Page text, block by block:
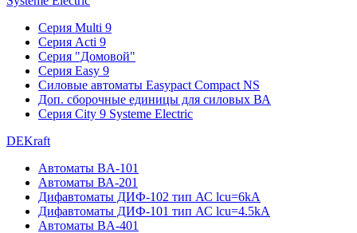
Серия Multi 9
Серия Acti 9
Серия "Домовой"
Серия Easy 9
Силовые автоматы Easypact Compact NS
Доп. сборочные единицы для силовых ВА
Серия City 9 Systeme Electric
DEKraft
Автоматы BA-101
Автоматы ВА-201
Дифавтоматы ДИФ-102 тип АС lcu=6kA
Дифавтоматы ДИФ-101 тип АС lcu=4.5kA
Автоматы BA-401